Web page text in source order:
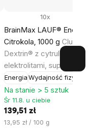
BrainMax LAUF® Energy,
Citrokola, 1000 g Cluster
Dextrin® z cytruliną i
elektrolitami, suplement diety
EnergiaWydajność fizyczna
10x
Na stanie > 5 sztuk
Śr 11.8. u ciebie
139,51 zł
Cena
13,95 zł / 100 g